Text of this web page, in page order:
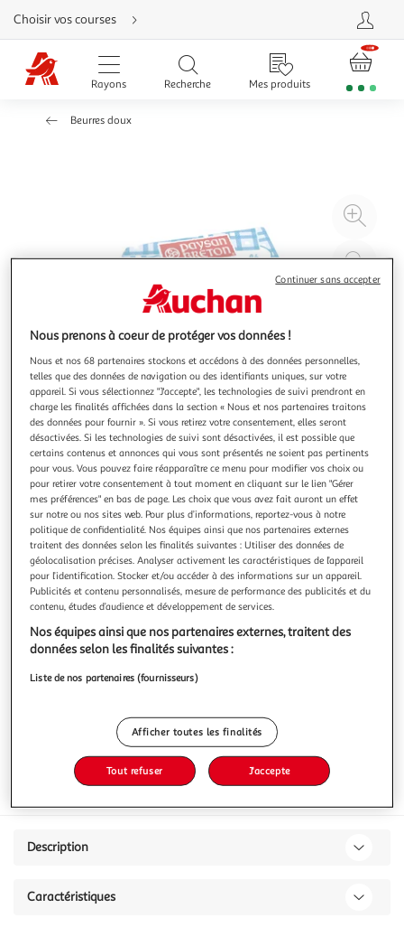
Aller
directement
au
contenu
Aller
directement
Aller
Choisir vos courses
Rayons Recherche Mes produits
Beurres doux
à
4.6 (26)
PAYSAN BRETON
Beurre moulé doux 82%MG
Paysan Breton, né il y a plus de 50 ans par et pour ses
éleveurs laitiers, élabore des produits bons et bien faits
avec du lait de Bretagne et Pays de La Loire Avec les beurres
Paysan Breton, régalez‑vous au quotidien tout en
soutenant nos éleveurs !Partagez le goût du bon les yeux
fermés ! Fabriqu
En savoir +
Vous voulez connaître le prix de ce produit ?
Afficher le prix
Description
Caractéristiques
Nous prenons à coeur de protéger vos données !
Nous et nos 68 partenaires stockons et accédons à des données personnelles,
telles que des données de navigation ou des identifiants uniques, sur votre
appareil. Si vous sélectionnez "J'accepte", les technologies de suivi prendront en
charge les finalités affichées dans la section « Nous et nos partenaires traitons
des données pour fournir ». Si vous retirez votre consentement, elles seront
désactivées. Si les technologies de suivi sont désactivées, il est possible que
certains contenus et annonces qui vous sont présentés ne soient pas pertinents
pour vous. Vous pouvez faire réapparaître ce menu pour modifier vos choix ou
pour retirer votre consentement à tout moment en cliquant sur le lien "Gérer
mes préférences" en bas de page. Les choix que vous avez fait auront un effet
sur notre ou nos sites web. Pour plus d’informations, reportez-vous à notre
politique de confidentialité. Nos équipes ainsi que nos partenaires externes
traitent des données selon les finalités suivantes : Utiliser des données de
géolocalisation précises. Analyser activement les caractéristiques de l’appareil
pour l’identification. Stocker et/ou accéder à des informations sur un appareil.
Publicités et contenu personnalisés, mesure de performance des publicités et du
contenu, études d’audience et développement de services.
Nos équipes ainsi que nos partenaires externes, traitent des
données selon les finalités suivantes :
Liste de nos partenaires (fournisseurs)
Afficher toutes les finalités
Tout refuser J'accepte
Continuer sans accepter